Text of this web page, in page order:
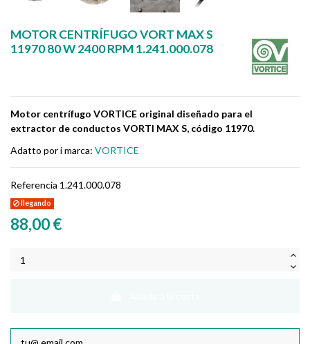
MOTOR CENTRÍFUGO VORT MAX S
11970 80 W 2400 RPM 1.241.000.078
Motor centrífugo VORTICE original diseñado para el
extractor de conductos VORTI MAX S, código 11970.
Adatto por i marca: VORTICE
Referencia 1.241.000.078
llegando
88,00 €